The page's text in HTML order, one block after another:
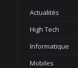
Actualités
High Tech
Informatique
Mobiles